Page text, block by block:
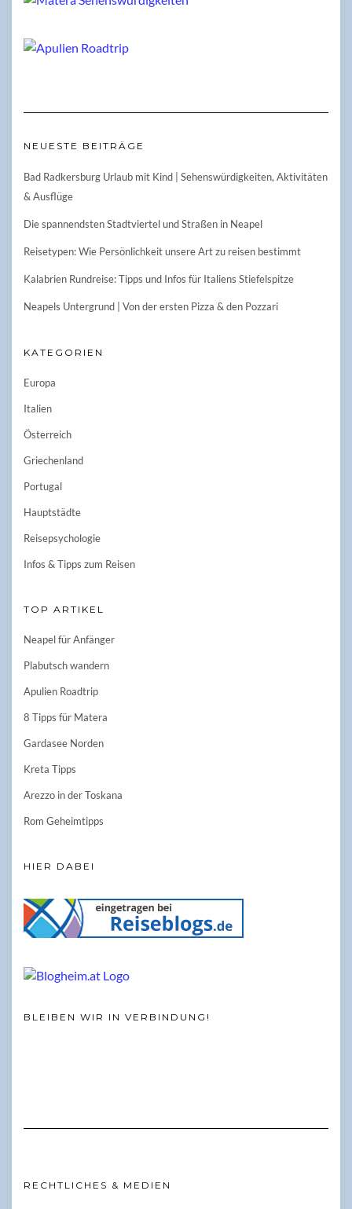
NEUESTE BEITRÄGE
Bad Radkersburg Urlaub mit Kind | Sehenswürdigkeiten, Aktivitäten
& Ausflüge
Die spannendsten Stadtviertel und Straßen in Neapel
Reisetypen: Wie Persönlichkeit unsere Art zu reisen bestimmt
Kalabrien Rundreise: Tipps und Infos für Italiens Stiefelspitze
Neapels Untergrund | Von der ersten Pizza & den Pozzari
KATEGORIEN
Europa
Italien
Österreich
Griechenland
Portugal
Hauptstädte
Reisepsychologie
Infos & Tipps zum Reisen
TOP ARTIKEL
Neapel für Anfänger
Plabutsch wandern
Apulien Roadtrip
8 Tipps für Matera
Gardasee Norden
Kreta Tipps
Arezzo in der Toskana
Rom Geheimtipps
HIER DABEI
BLEIBEN WIR IN VERBINDUNG!
RECHTLICHES & MEDIEN